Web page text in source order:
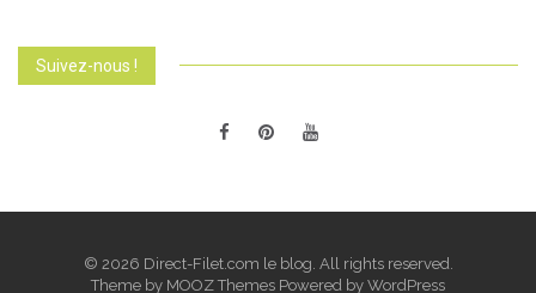
Suivez-nous !
© 2026 Direct-Filet.com le blog. All rights reserved.
Theme by MOOZ Themes Powered by WordPress